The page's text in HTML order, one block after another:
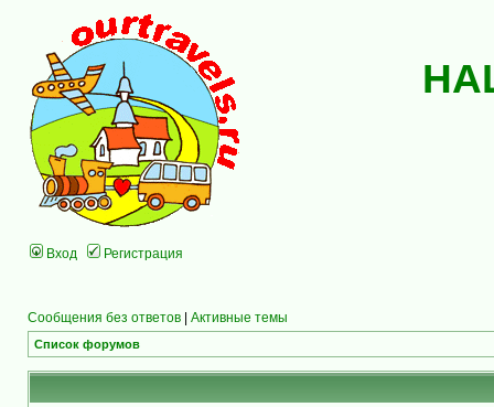
Вход Регистрация
Сообщения без ответов | Активные темы
Список форумов